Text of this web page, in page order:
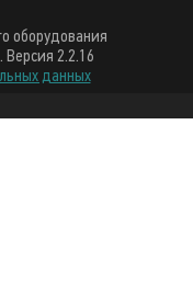
оборудования
Версия 2.2.16
данных